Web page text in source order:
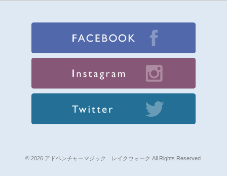
© 2026 アドベンチャーマジック レイクウォーク All Rights Reserved.